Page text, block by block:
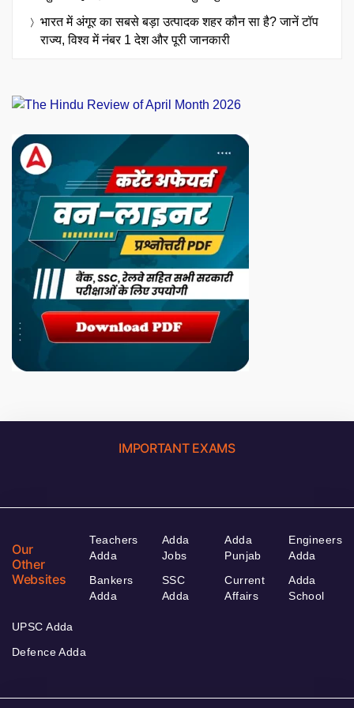
भारत में अंगूर का सबसे बड़ा उत्पादक शहर कौन सा है? जानें टॉप
राज्य, विश्व में नंबर 1 देश और पूरी जानकारी
IMPORTANT EXAMS
Our
Other
Websites
Teachers
Adda
Bankers
Adda
Adda
Jobs
SSC
Adda
Adda
Punjab
Current
Affairs
Engineers
Adda
Adda
School
UPSC Adda
Defence Adda